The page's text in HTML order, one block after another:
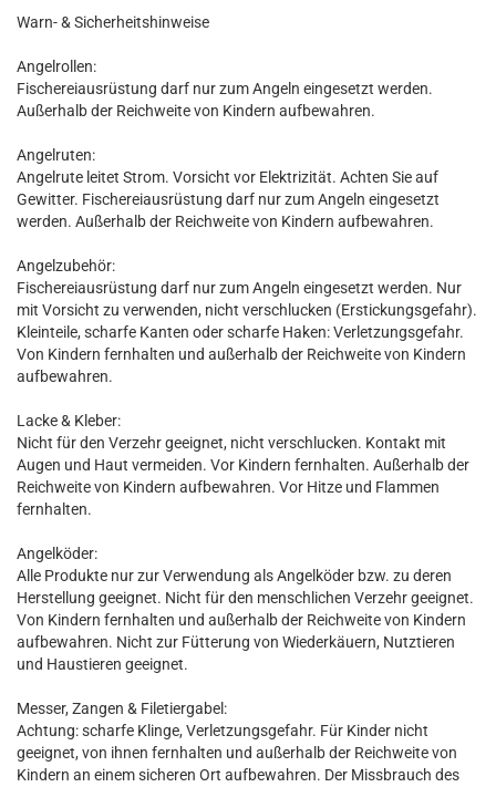
Warn- & Sicherheitshinweise
Angelrollen:
Fischereiausrüstung darf nur zum Angeln eingesetzt werden.
Außerhalb der Reichweite von Kindern aufbewahren.
Angelruten:
Angelrute leitet Strom. Vorsicht vor Elektrizität. Achten Sie auf
Gewitter. Fischereiausrüstung darf nur zum Angeln eingesetzt
werden. Außerhalb der Reichweite von Kindern aufbewahren.
Angelzubehör:
Fischereiausrüstung darf nur zum Angeln eingesetzt werden. Nur
mit Vorsicht zu verwenden, nicht verschlucken (Erstickungsgefahr).
Kleinteile, scharfe Kanten oder scharfe Haken: Verletzungsgefahr.
Von Kindern fernhalten und außerhalb der Reichweite von Kindern
aufbewahren.
Lacke & Kleber:
Nicht für den Verzehr geeignet, nicht verschlucken. Kontakt mit
Augen und Haut vermeiden. Vor Kindern fernhalten. Außerhalb der
Reichweite von Kindern aufbewahren. Vor Hitze und Flammen
fernhalten.
Angelköder:
Alle Produkte nur zur Verwendung als Angelköder bzw. zu deren
Herstellung geeignet. Nicht für den menschlichen Verzehr geeignet.
Von Kindern fernhalten und außerhalb der Reichweite von Kindern
aufbewahren. Nicht zur Fütterung von Wiederkäuern, Nutztieren
und Haustieren geeignet.
Messer, Zangen & Filetiergabel:
Achtung: scharfe Klinge, Verletzungsgefahr. Für Kinder nicht
geeignet, von ihnen fernhalten und außerhalb der Reichweite von
Kindern an einem sicheren Ort aufbewahren. Der Missbrauch des